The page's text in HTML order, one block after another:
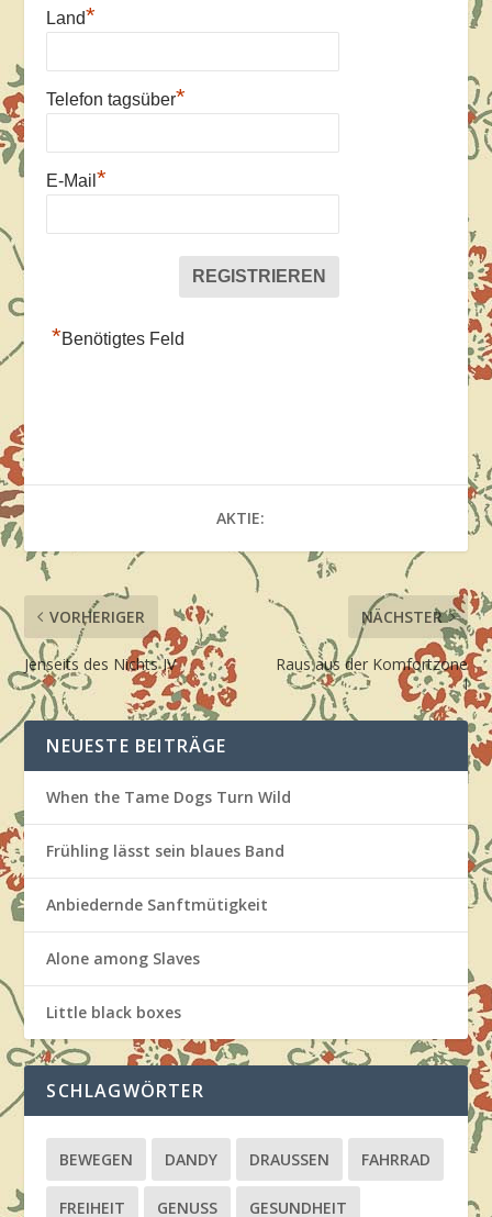
Land*
Telefon tagsüber*
E-Mail*
*Benötigtes Feld
AKTIE:
VORHERIGER
Jenseits des Nichts IV
NÄCHSTER
Raus aus der Komfortzone
I
NEUESTE BEITRÄGE
When the Tame Dogs Turn Wild
Frühling lässt sein blaues Band
Anbiedernde Sanftmütigkeit
Alone among Slaves
Little black boxes
SCHLAGWÖRTER
BEWEGEN DANDY DRAUSSEN FAHRRAD
FREIHEIT GENUSS GESUNDHEIT